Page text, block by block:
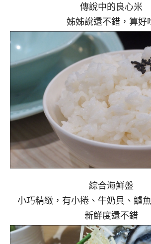
傳說中的良心米
姊姊說還不錯，算好
綜合海鮮盤
小巧精緻，有小捲、牛奶貝、鱸
新鮮度還不錯